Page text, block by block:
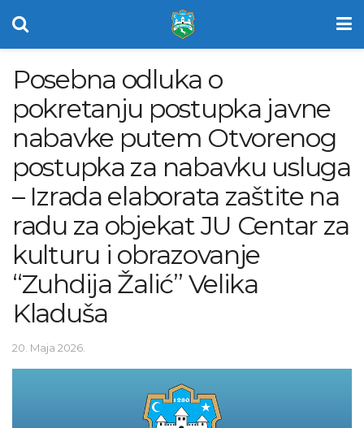
Posebna odluka o
pokretanju postupka javne
nabavke putem Otvorenog
postupka za nabavku usluga
– Izrada elaborata zaštite na
radu za objekat JU Centar za
kulturu i obrazovanje
“Zuhdija Žalić” Velika
Kladuša
20. Maja 2026.